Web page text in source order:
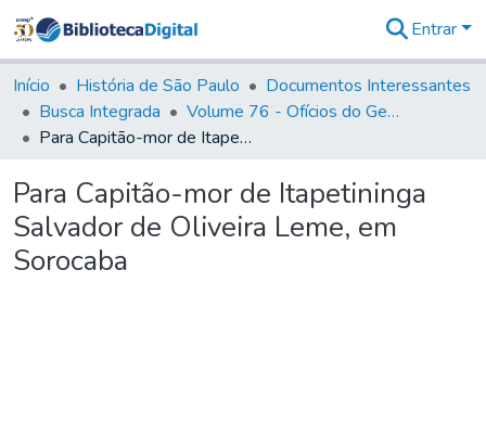
&
Coleções
Tudo na
Biblioteca
Estatísticas
Entrar
Início História de São Paulo
Documentos Interessantes
Busca Integrada
Volume 76 - Ofícios do General Martim Lopes Lobo de Saldanha (Governador da Capitania): 1776- 1777
Para Capitão-mor de Itapetininga Salvador de Oliveira Leme, em Sorocaba
Para Capitão-mor de Itapetininga
Salvador de Oliveira Leme, em
Sorocaba